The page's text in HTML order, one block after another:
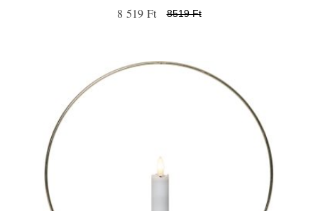
8 519 Ft 8519 Ft